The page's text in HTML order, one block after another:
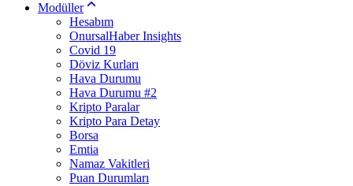
Modüller
Hesabım
OnursalHaber Insights
Covid 19
Döviz Kurları
Hava Durumu
Hava Durumu #2
Kripto Paralar
Kripto Para Detay
Borsa
Emtia
Namaz Vakitleri
Puan Durumları